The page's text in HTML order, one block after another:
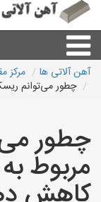
آهن آلاتی ها
مرکز
چطور می‌توانم
چطور
مربوط